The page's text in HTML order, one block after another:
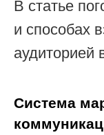
В статье
и способах
аудиторией
Система